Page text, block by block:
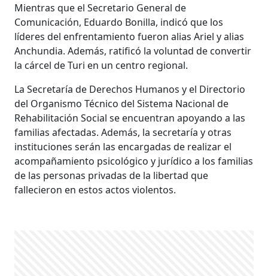
Mientras que el Secretario General de
Comunicación, Eduardo Bonilla, indicó que los
líderes del enfrentamiento fueron alias Ariel y alias
Anchundia. Además, ratificó la voluntad de convertir
la cárcel de Turi en un centro regional.
La Secretaría de Derechos Humanos y el Directorio
del Organismo Técnico del Sistema Nacional de
Rehabilitación Social se encuentran apoyando a las
familias afectadas. Además, la secretaría y otras
instituciones serán las encargadas de realizar el
acompañamiento psicológico y jurídico a los familias
de las personas privadas de la libertad que
fallecieron en estos actos violentos.